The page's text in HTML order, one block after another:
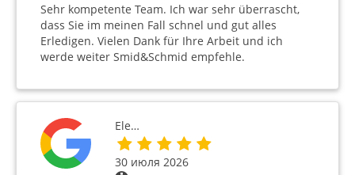
Sehr kompetente Team. Ich war sehr überrascht,
dass Sie im meinen Fall schnel und gut alles
Erledigen. Vielen Dank für Ihre Arbeit und ich
werde weiter Smid&Schmid empfehle.
Ele…
30 июля 2026